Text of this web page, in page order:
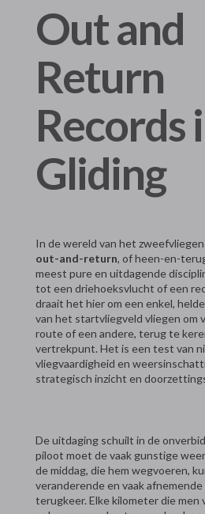
Out and
Return
Records
Gliding
In de wereld van het
out-and-return, of heen-en-
meest pure en uitdagende
tot een driehoeksvlucht of een
draait het hier om een enkel,
van het startvliegveld vliegen om
route of een andere, terug te
vertrekpunt. Het is een test van
vliegvaardigheid en
strategisch inzicht en
De uitdaging schuilt in de
piloot moet de vaak gunstige
de middag, die hem wegvoeren,
veranderende en vaak
terugkeer. Elke kilometer die men